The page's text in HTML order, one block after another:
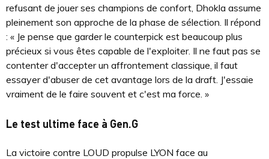
refusant de jouer ses champions de confort, Dhokla assume
pleinement son approche de la phase de sélection. Il répond
: « Je pense que garder le counterpick est beaucoup plus
précieux si vous êtes capable de l'exploiter. Il ne faut pas se
contenter d'accepter un affrontement classique, il faut
essayer d'abuser de cet avantage lors de la draft. J'essaie
vraiment de le faire souvent et c'est ma force. »
Le test ultime face à Gen.G
La victoire contre LOUD propulse LYON face au